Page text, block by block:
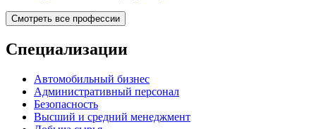
Смотреть все профессии
Специализации
Автомобильный бизнес
Административный персонал
Безопасность
Высший и средний менеджмент